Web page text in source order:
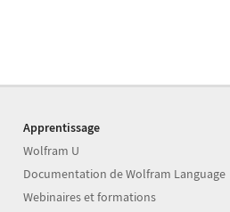
Apprentissage
Wolfram U
Documentation de Wolfram Language
Webinaires et formations